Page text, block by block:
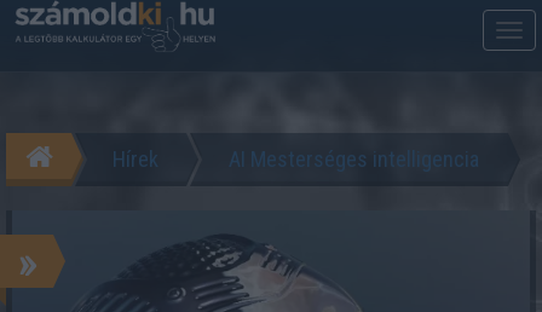
Hírek AI Mesterséges intelligencia
»